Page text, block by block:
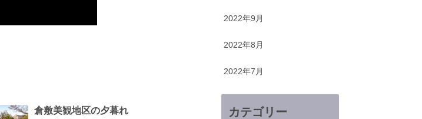
倉敷美観地区の夕暮れ
2022年9月
2022年8月
2022年7月
カテゴリー